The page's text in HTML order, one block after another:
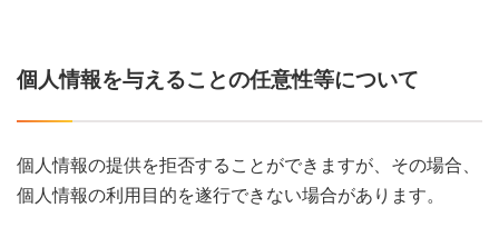
個人情報を与えることの任意性等について
個人情報の提供を拒否することができますが、その場合、
個人情報の利用目的を遂行できない場合があります。